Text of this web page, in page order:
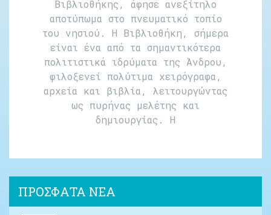
Βιβλιοθήκης, άφησε ανεξίτηλο
αποτύπωμα στο πνευματικό τοπίο
του νησιού. Η Βιβλιοθήκη, σήμερα
είναι ένα από τα σημαντικότερα
πολιτιστικά ιδρύματα της Άνδρου,
φιλοξενεί πολύτιμα χειρόγραφα,
αρχεία και βιβλία, λειτουργώντας
ως πυρήνας μελέτης και
δημιουργίας. Η
ΠΡΟΣΦΑΤΑ ΝΕΑ